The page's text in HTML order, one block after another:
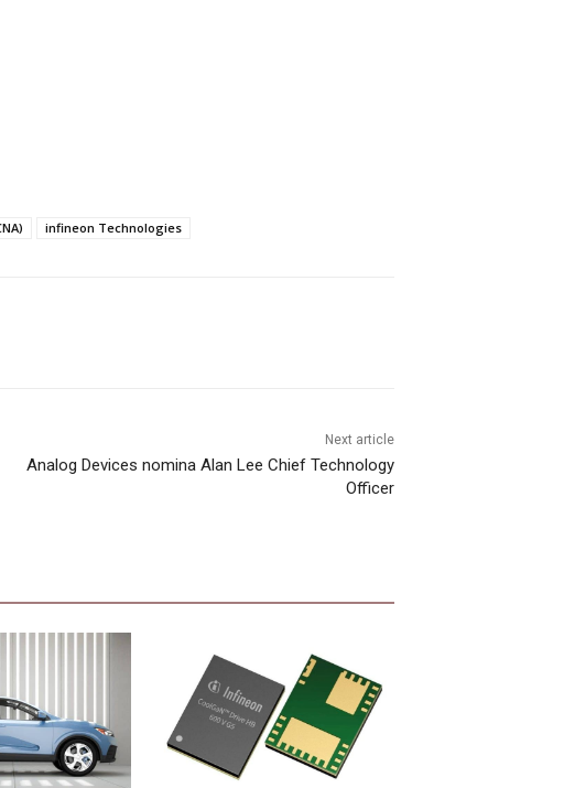
infineon Technologies
Next article
Analog Devices nomina Alan Lee Chief Technology
Officer